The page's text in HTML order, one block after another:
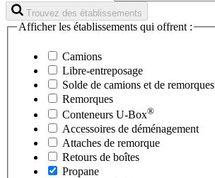
Trouvez des établissements
Afficher les établissements qui offrent :
Camions
Libre-entreposage
Solde de camions et de remorques
Remorques
Conteneurs U-Box®
Accessoires de déménagement
Attaches de remorque
Retours de boîtes
Propane